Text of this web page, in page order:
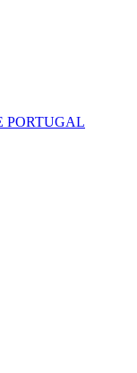
PORTUGAL